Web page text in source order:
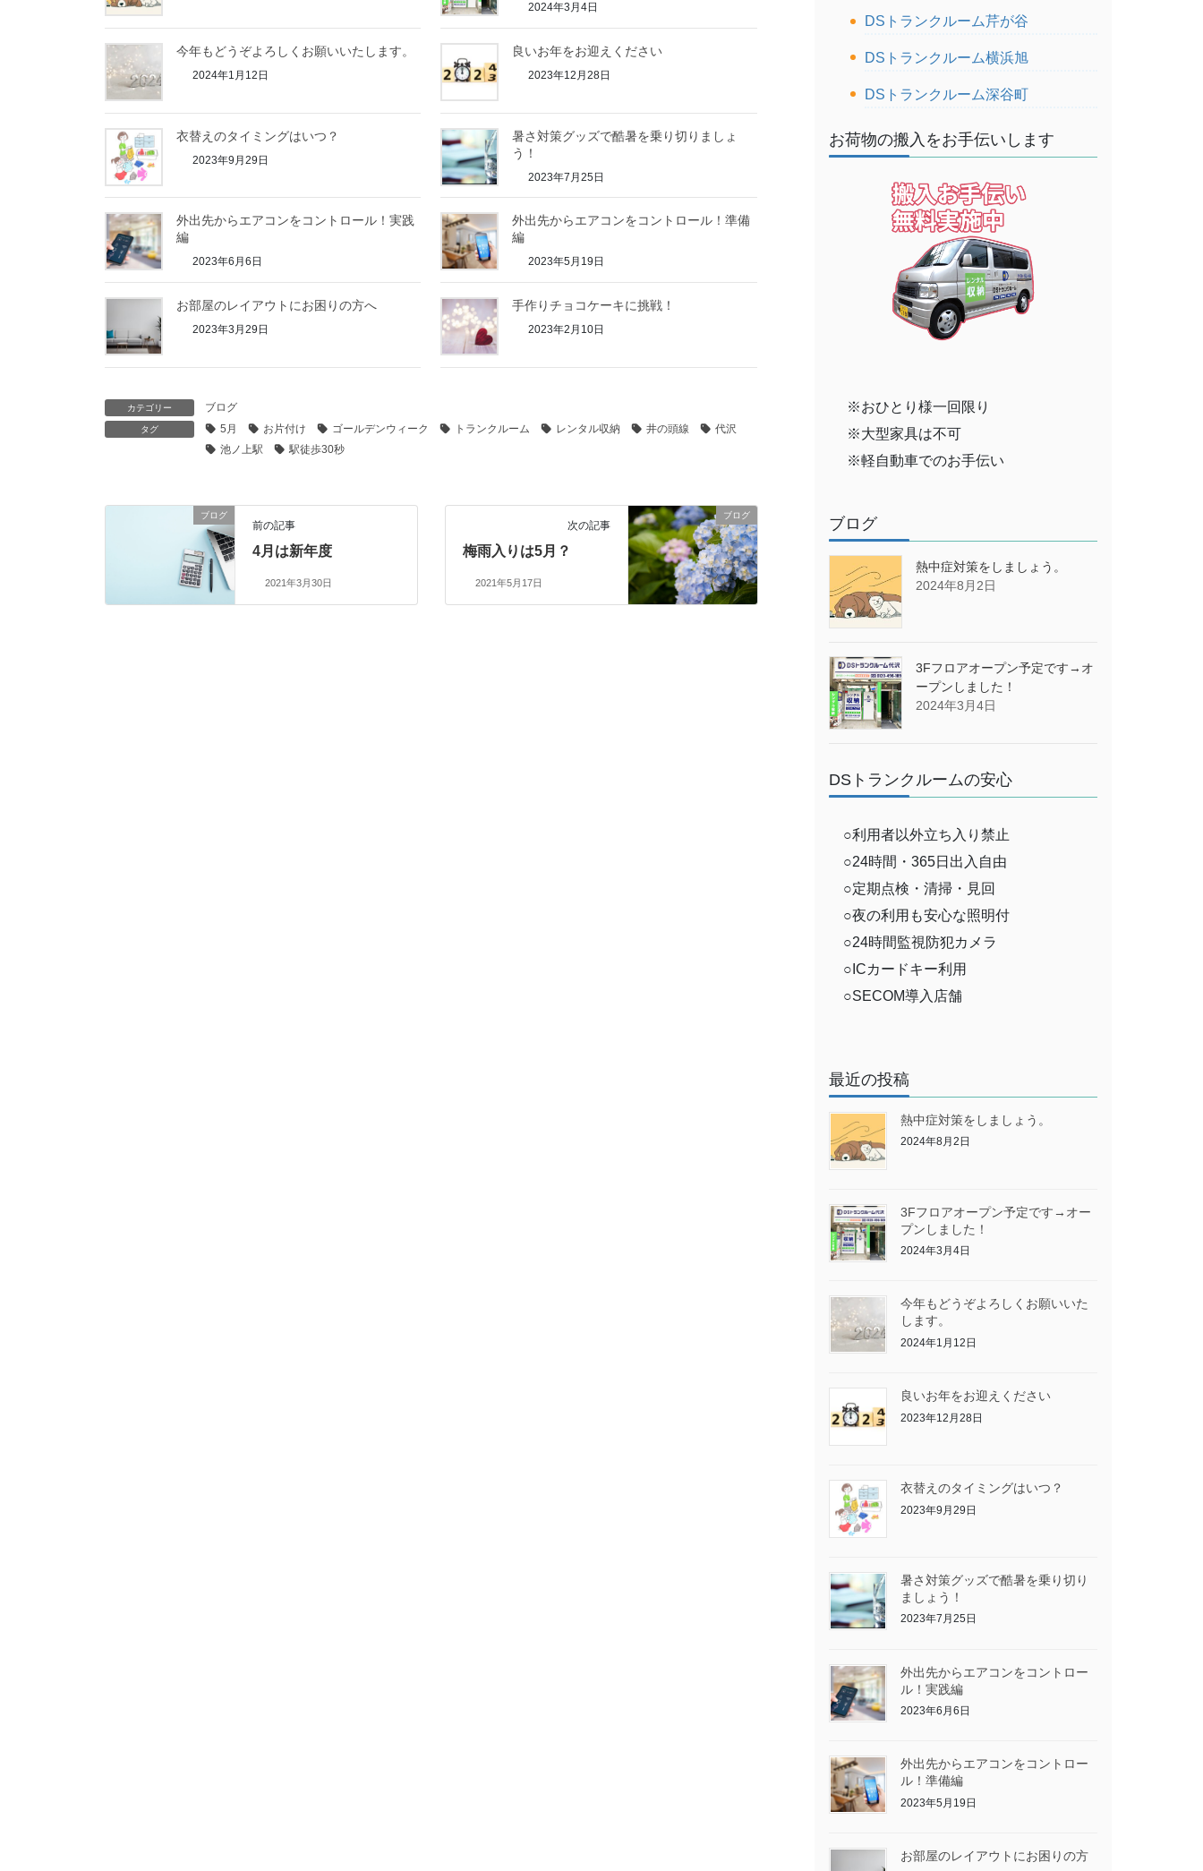
2024年3月4日
今年もどうぞよろしくお願いいたします。
2024年1月12日
良いお年をお迎えください
2023年12月28日
衣替えのタイミングはいつ？
2023年9月29日
暑さ対策グッズで酷暑を乗り切りましょ
う！
2023年7月25日
外出先からエアコンをコントロール！実践
編
2023年6月6日
外出先からエアコンをコントロール！準備
編
2023年5月19日
お部屋のレイアウトにお困りの方へ
2023年3月29日
手作りチョコケーキに挑戦！
2023年2月10日
カテゴリー ブログ
タグ 5月 お片付け ゴールデンウィーク トランクルーム レンタル収納 井の頭線
代沢
池ノ上駅
駅徒歩30秒
ブログ
前の記事
4月は新年度
2021年3月30日
ブログ
次の記事
梅雨入りは5月？
2021年5月17日
DSトランクルーム芹が谷
DSトランクルーム横浜旭
DSトランクルーム深谷町
お荷物の搬入をお手伝いします
※おひとり様一回限り
※大型家具は不可
※軽自動車でのお手伝い
ブログ
熱中症対策をしましょう。
2024年8月2日
3Fフロアオープン予定です→オ
ープンしました！
2024年3月4日
DSトランクルームの安心
○利用者以外立ち入り禁止
○24時間・365日出入自由
○定期点検・清掃・見回
○夜の利用も安心な照明付
○24時間監視防犯カメラ
○ICカードキー利用
○SECOM導入店舗
最近の投稿
熱中症対策をしましょう。
2024年8月2日
3Fフロアオープン予定です→オー
プンしました！
2024年3月4日
今年もどうぞよろしくお願いいた
します。
2024年1月12日
良いお年をお迎えください
2023年12月28日
衣替えのタイミングはいつ？
2023年9月29日
暑さ対策グッズで酷暑を乗り切り
ましょう！
2023年7月25日
外出先からエアコンをコントロー
ル！実践編
2023年6月6日
外出先からエアコンをコントロー
ル！準備編
2023年5月19日
お部屋のレイアウトにお困りの方